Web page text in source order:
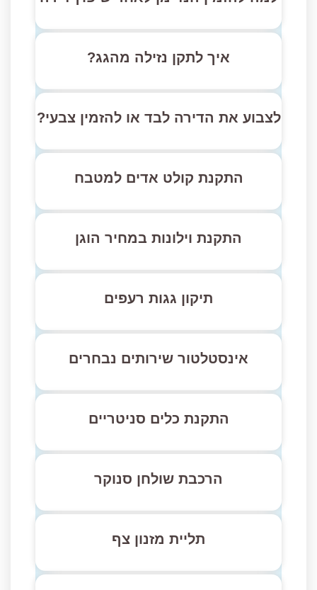
איך לתקן נזילה מהגג?
לצבוע את הדירה לבד או להזמין צבעי?
התקנת קולט אדים למטבח
התקנת וילונות במחיר הוגן
תיקון גגות רעפים
אינסטלטור שירותים נבחרים
התקנת כלים סניטריים
הרכבת שולחן סנוקר
תליית מזנון צף